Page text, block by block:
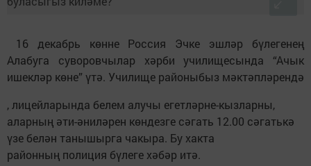
16 декабрь көнне Россия Эчке эшләр бүлегенең
Алабуга суворовчылар хәрби училищесында “Ачык
ишекләр көне” үтә. Училище районыбыз мәктәпләрендә
, лицейларында белем алучы егетләрне-кызларны,
аларның әти-әниләрен көндезге сәгать 12.00 сәгатькә
үзе белән танышырга чакыра. Бу хакта
районның полиция бүлеге хәбәр итә.